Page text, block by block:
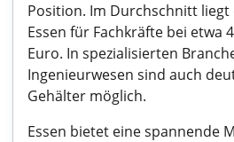
Position. Im Durchschnitt liegt
Essen für Fachkräfte bei etwa
Euro. In spezialisierten
Ingenieurwesen sind auch
Gehälter möglich.
Essen bietet eine spannende